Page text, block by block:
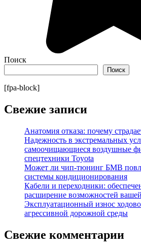
Поиск
Поиск
[fpa-block]
Свежие записи
Анатомия отказа: почему
Надежность в экстремальных
самоочищающиеся воздушные
спецтехники Toyota
Может ли чип-тюнинг БМВ
системы кондиционирования
Кабели и переходники:
расширение возможностей
Эксплуатационный износ
агрессивной дорожной среды
Свежие комментарии